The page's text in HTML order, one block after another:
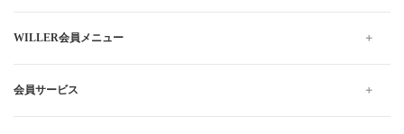
WILLER会員メニュー
会員サービス